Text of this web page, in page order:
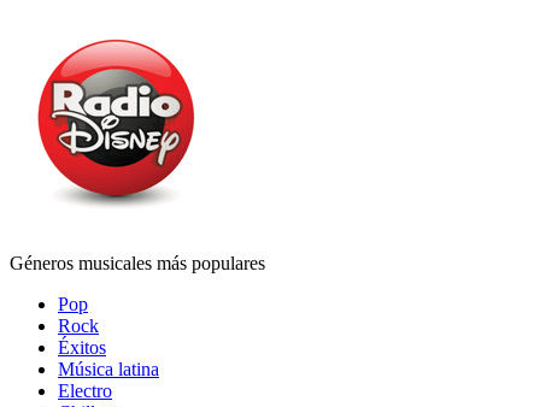
Géneros musicales más populares
Pop
Rock
Éxitos
Música latina
Electro